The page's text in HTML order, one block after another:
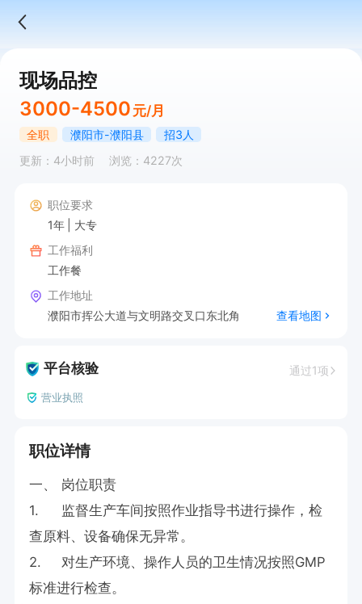
现场品控
3000-4500 元/月
全职 濮阳市-濮阳县
招3人
更新：4小时前
浏览：4227次
职位要求
1年
大专
工作福利
工作餐
工作地址
濮阳市挥公大道与文明路交叉口东北角
查看地图
平台核验 通过1项
营业执照
职位详情
一、	岗位职责
1.	监督生产车间按照作业指导书进行操作，检
查原料、设备确保无异常。
2.	对生产环境、操作人员的卫生情况按照GMP
标准进行检查。